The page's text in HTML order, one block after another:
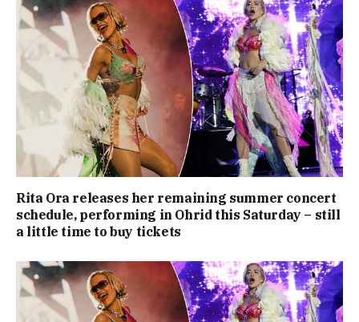
Rita Ora releases her remaining summer concert
schedule, performing in Ohrid this Saturday – still
a little time to buy tickets